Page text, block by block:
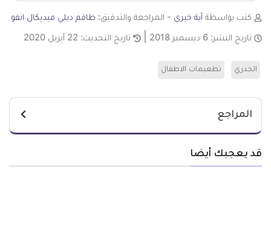
كتب بواسطة آية خيري - المراجعة والتدقيق: طاقم ديلي ميديكال انفو
تاريخ النشر: 6 ديسمبر 2018 تاريخ التحديث: 22 أبريل 2020
الجدري تطعيمات الاطفال
المراجع
قد يعجبك أيضا